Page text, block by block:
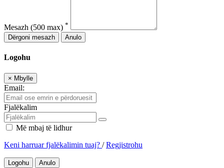
Mesazh (500 max) *
Dërgoni mesazh
Anulo
Logohu
× Mbylle
Email:
Fjalëkalim
Më mbaj të lidhur
Keni harruar fjalëkalimin tuaj? /Regjistrohu
Logohu Anulo